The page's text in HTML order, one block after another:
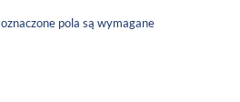
oznaczone pola są wymagane